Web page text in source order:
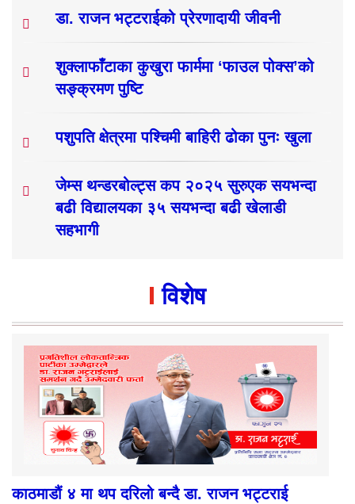
डा. राजन भट्टराईको प्रेरणादायी जीवनी
शुक्लाफाँटाका कुखुरा फार्ममा ‘फाउल पोक्स’को
सङ्क्रमण पुष्टि
पशुपति क्षेत्रमा पश्चिमी बाहिरी ढोका पुनः खुला
जेम्स थन्डरबोल्ट्स कप २०२५ सुरुएक सयभन्दा
बढी विद्यालयका ३५ सयभन्दा बढी खेलाडी
सहभागी
विशेष
काठमाडौं ४ मा थप दरिलो बन्दै डा. राजन भट्टराई